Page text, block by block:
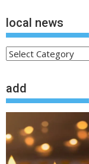
local news
local
add